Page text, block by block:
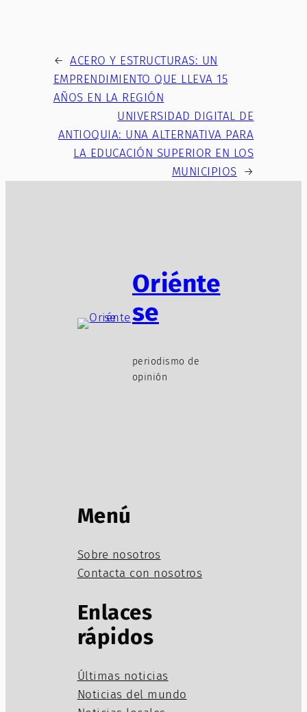
← ACERO Y ESTRUCTURAS: UN
EMPRENDIMIENTO QUE LLEVA 15
AÑOS EN LA REGIÓN
UNIVERSIDAD DIGITAL DE
ANTIOQUIA: UNA ALTERNATIVA PARA
LA EDUCACIÓN SUPERIOR EN LOS
MUNICIPIOS →
Oriénte
se
periodismo de
opinión
Menú
Sobre nosotros
Contacta con nosotros
Enlaces
rápidos
Últimas noticias
Noticias del mundo